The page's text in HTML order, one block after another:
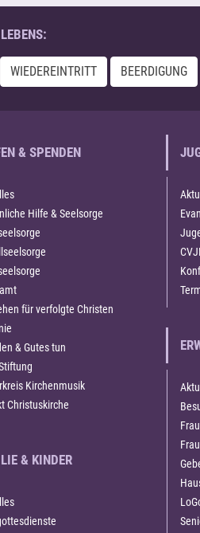
WIEDEREINTRITT BEERDIGUNG
& SPENDEN
Hilfe & Seelsorge
für verfolgte Christen
& Gutes tun
Kirchenmusik
Christuskirche
& KINDER